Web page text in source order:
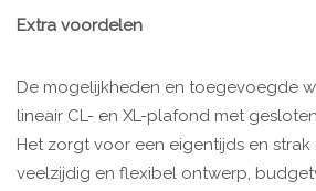
Extra voordelen
De mogelijkheden en toegevoegde
lineair CL- en XL-plafond met
Het zorgt voor een eigentijds en strak
veelzijdig en flexibel ontwerp,